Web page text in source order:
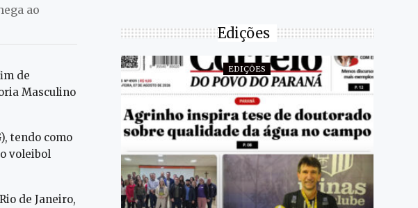
ao
de
Masculino
tendo como
voleibol
de Janeiro,
Edições
EDIÇÕES